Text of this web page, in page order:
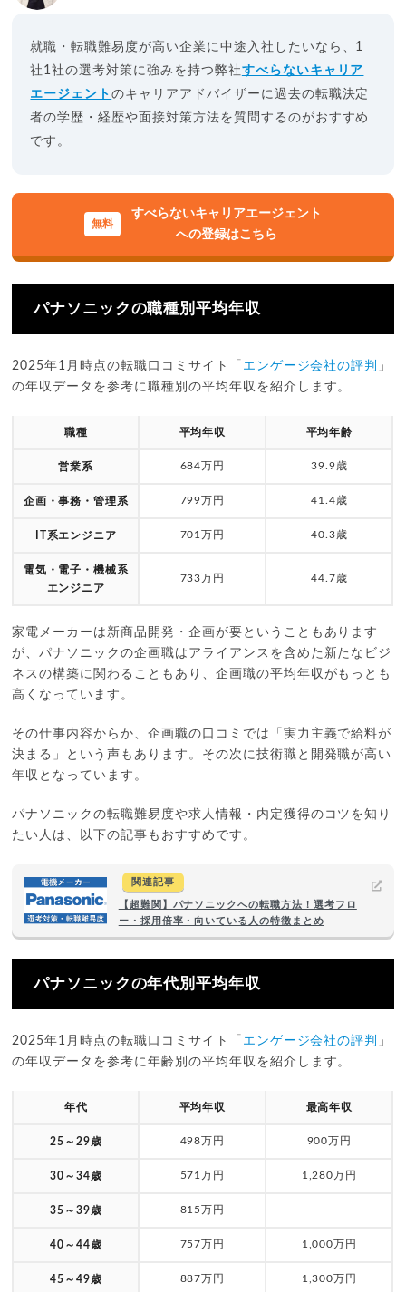
就職・転職難易度が高い企業に中途入社したいなら、1
社1社の選考対策に強みを持つ弊社すべらないキャリア
エージェントのキャリアアドバイザーに過去の転職決定
者の学歴・経歴や面接対策方法を質問するのがおすすめ
です。
すべらないキャリアエージェント
への登録はこちら
パナソニックの職種別平均年収
2025年1月時点の転職口コミサイト「 エンゲージ会社の評判
」
の年収データを参考に職種別の平均年収を紹介します。
職種 平均年収 平均年齢
営業系 684万円 39.9歳
企画・事務・管理系 799万円 41.4歳
IT系エンジニア 701万円 40.3歳
電気・電子・機械系
エンジニア
733万円 44.7歳
家電メーカーは新商品開発・企画が要ということもあります
が、パナソニックの企画職はアライアンスを含めた新たなビジ
ネスの構築に関わることもあり、企画職の平均年収がもっとも
高くなっています。
その仕事内容からか、企画職の口コミでは「実力主義で給料が
決まる」という声もあります。その次に技術職と開発職が高い
年収となっています。
パナソニックの転職難易度や求人情報・内定獲得のコツを知り
たい人は、以下の記事もおすすめです。
関連記事
【超難関】パナソニックへの転職方法！選考フロ
ー・採用倍率・向いている人の特徴まとめ
パナソニックの年代別平均年収
2025年1月時点の転職口コミサイト「 エンゲージ会社の評判
」
の年収データを参考に年齢別の平均年収を紹介します。
年代 平均年収 最高年収
25～29歳 498万円 900万円
30～34歳 571万円 1,280万円
35～39歳 815万円 -----
40～44歳 757万円 1,000万円
45～49歳 887万円 1,300万円